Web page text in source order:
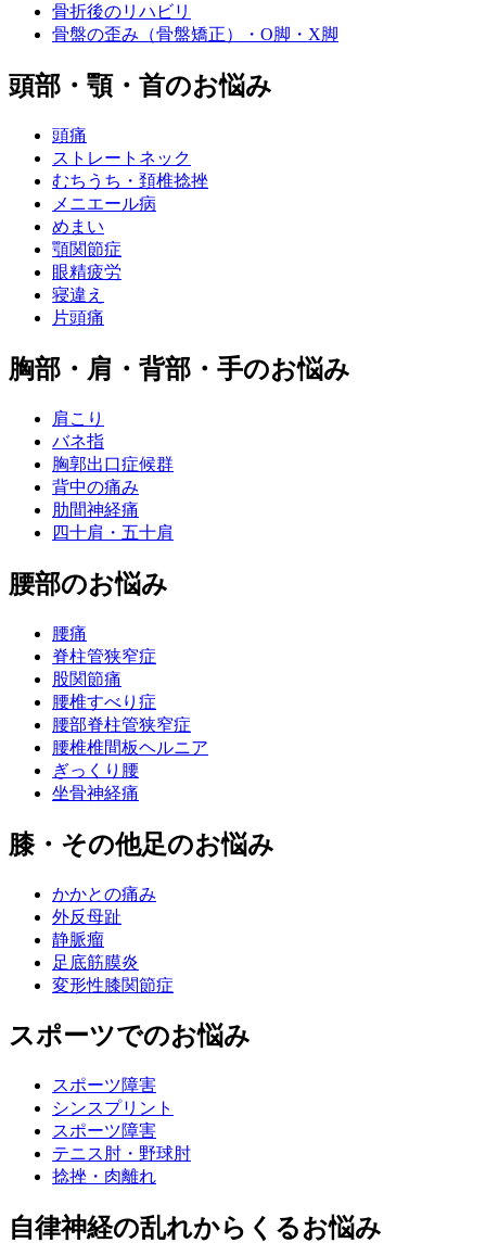
骨折後のリハビリ
骨盤の歪み（骨盤矯正）・O脚・X脚
頭部・顎・首のお悩み
頭痛
ストレートネック
むちうち・頚椎捻挫
メニエール病
めまい
顎関節症
眼精疲労
寝違え
片頭痛
胸部・肩・背部・手のお悩み
肩こり
バネ指
胸郭出口症候群
背中の痛み
肋間神経痛
四十肩・五十肩
腰部のお悩み
腰痛
脊柱管狭窄症
股関節痛
腰椎すべり症
腰部脊柱管狭窄症
腰椎椎間板ヘルニア
ぎっくり腰
坐骨神経痛
膝・その他足のお悩み
かかとの痛み
外反母趾
静脈瘤
足底筋膜炎
変形性膝関節症
スポーツでのお悩み
スポーツ障害
シンスプリント
スポーツ障害
テニス肘・野球肘
捻挫・肉離れ
自律神経の乱れからくるお悩み